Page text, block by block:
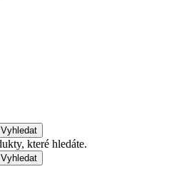
Vyhledat
které hledáte.
Vyhledat